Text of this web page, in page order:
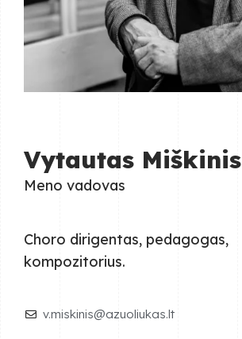
Vytautas Miškinis
Meno vadovas
Choro dirigentas, pedagogas,
kompozitorius.
v.miskinis@azuoliukas.lt